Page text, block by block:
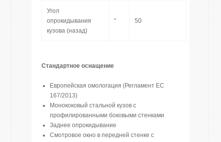
Угол
опрокидывания
кузова (назад)
° 50
Стандартное оснащение
Европейская омологация (Регламент ЕС
167/2013)
Монококовый стальной кузов с
профилированными боковыми стенками
Заднее опрокидывание
Смотровое окно в передней стенке с